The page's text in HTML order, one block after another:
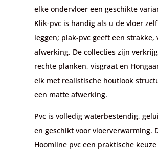
elke ondervloer een geschikte
Klik-pvc is handig als u de vloer
leggen; plak-pvc geeft een strakke,
afwerking. De collecties zijn
rechte planken, visgraat en
elk met realistische houtlook
een matte afwerking.
Pvc is volledig waterbestendig,
en geschikt voor vloerverwarming.
Hoomline pvc een praktische keuze